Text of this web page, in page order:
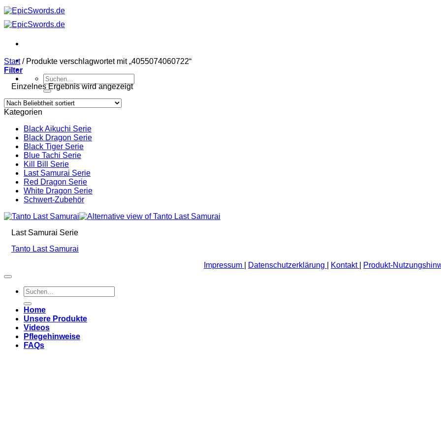
Zum
Inhalt
springen
Suchen
nach:
Start /Produkte verschlagwortet mit „4055074060722“
Filter
Einzelnes Ergebnis wird angezeigt
Kategorien
Black Aikuchi Serie
Black Dragon Serie
Black Tiger Serie
Blue Tachi Serie
Kill Bill Serie
Last Samurai Serie
Red Dragon Serie
White Dragon Serie
Schwert-Zubehör
Last Samurai Serie
Tanto Last Samurai
Impressum
Datenschutzerklärung Kontakt Produkt-
Suchen
nach:
Home
Unsere Produkte
Videos
Pflegehinweise
FAQs